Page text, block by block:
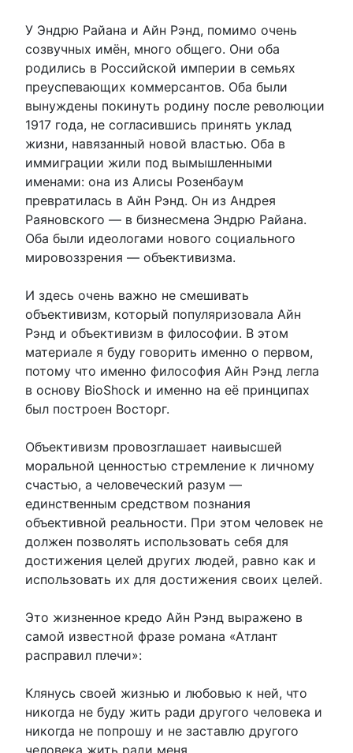
У Эндрю Райана и Айн Рэнд, помимо очень
созвучных имён, много общего. Они оба
родились в Российской империи в семьях
преуспевающих коммерсантов. Оба были
вынуждены покинуть родину после революции
1917 года, не согласившись принять уклад
жизни, навязанный новой властью. Оба в
иммиграции жили под вымышленными
именами: она из Алисы Розенбаум
превратилась в Айн Рэнд. Он из Андрея
Раяновского — в бизнесмена Эндрю Райана.
Оба были идеологами нового социального
мировоззрения — объективизма.
И здесь очень важно не смешивать
объективизм, который популяризовала Айн
Рэнд и объективизм в философии. В этом
материале я буду говорить именно о первом,
потому что именно философия Айн Рэнд легла
в основу BioShock и именно на её принципах
был построен Восторг.
Объективизм провозглашает наивысшей
моральной ценностью стремление к личному
счастью, а человеческий разум —
единственным средством познания
объективной реальности. При этом человек не
должен позволять использовать себя для
достижения целей других людей, равно как и
использовать их для достижения своих целей.
Это жизненное кредо Айн Рэнд выражено в
самой известной фразе романа «Атлант
расправил плечи»:
Клянусь своей жизнью и любовью к ней, что
никогда не буду жить ради другого человека и
никогда не попрошу и не заставлю другого
человека жить ради меня.